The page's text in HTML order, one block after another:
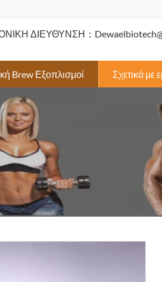
ΔΙΕΥΘΥΝΣΗ：
Brew Εξοπλισμοί Σχετικά με